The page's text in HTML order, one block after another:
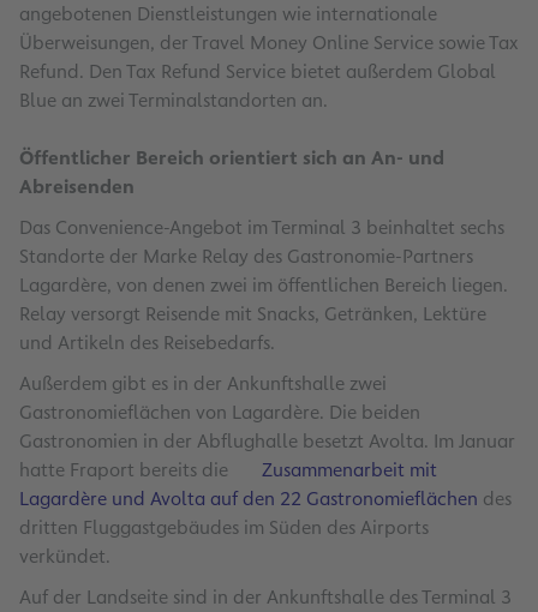
angebotenen Dienstleistungen wie internationale
Überweisungen, der Travel Money Online Service sowie Tax
Refund. Den Tax Refund Service bietet außerdem Global
Blue an zwei Terminalstandorten an.
Öffentlicher Bereich orientiert sich an An- und
Abreisenden
Das Convenience-Angebot im Terminal 3 beinhaltet sechs
Standorte der Marke Relay des Gastronomie-Partners
Lagardère, von denen zwei im öffentlichen Bereich liegen.
Relay versorgt Reisende mit Snacks, Getränken, Lektüre
und Artikeln des Reisebedarfs.
Außerdem gibt es in der Ankunftshalle zwei
Gastronomieflächen von Lagardère. Die beiden
Gastronomien in der Abflughalle besetzt Avolta. Im Januar
hatte Fraport bereits die
Zusammenarbeit mit
Lagardère und Avolta auf den 22 Gastronomieflächen des
dritten Fluggastgebäudes im Süden des Airports
verkündet.
Auf der Landseite sind in der Ankunftshalle des Terminal 3